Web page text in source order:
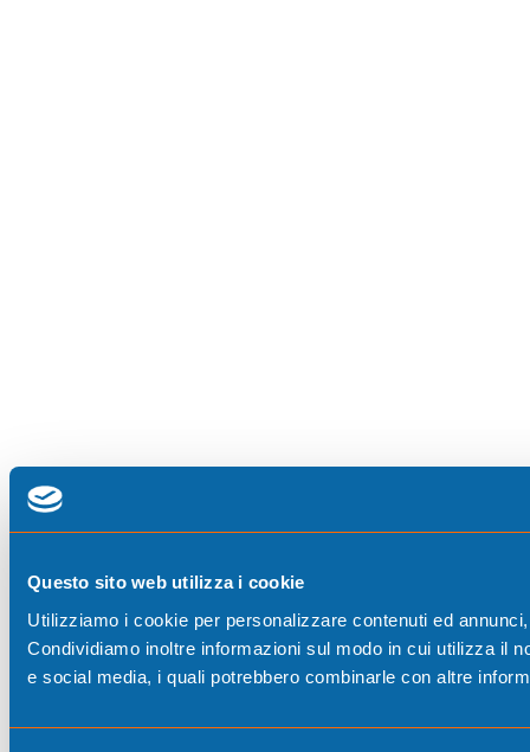
Questo sito web utilizza i cookie
Utilizziamo i cookie per personalizzare contenuti ed
Condividiamo inoltre informazioni sul modo in cui utilizza il
e social media, i quali potrebbero combinarle con altre